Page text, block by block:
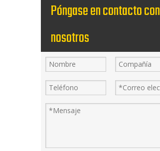
Póngase en contacto con
nosotros